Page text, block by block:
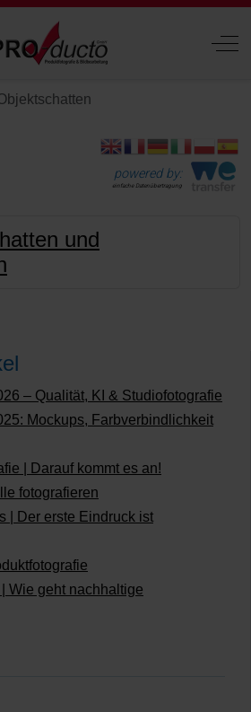
Off-
powered by:
einfache Datenübertragung
und
– Qualität, KI & Studiofotografie
Mockups, Farbverbindlichkeit
| Darauf kommt es an!
fotografieren
| Der erste Eindruck ist
Wie geht nachhaltige